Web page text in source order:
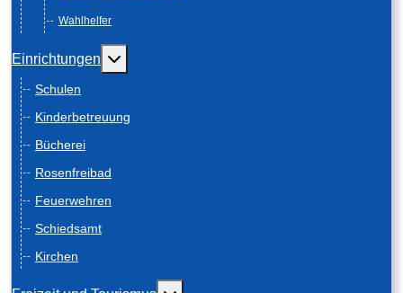
Wahlhelfer
Einrichtungen Weitere Informationen: Einrichtungen
Schulen
Kinderbetreuung
Bücherei
Rosenfreibad
Feuerwehren
Schiedsamt
Kirchen